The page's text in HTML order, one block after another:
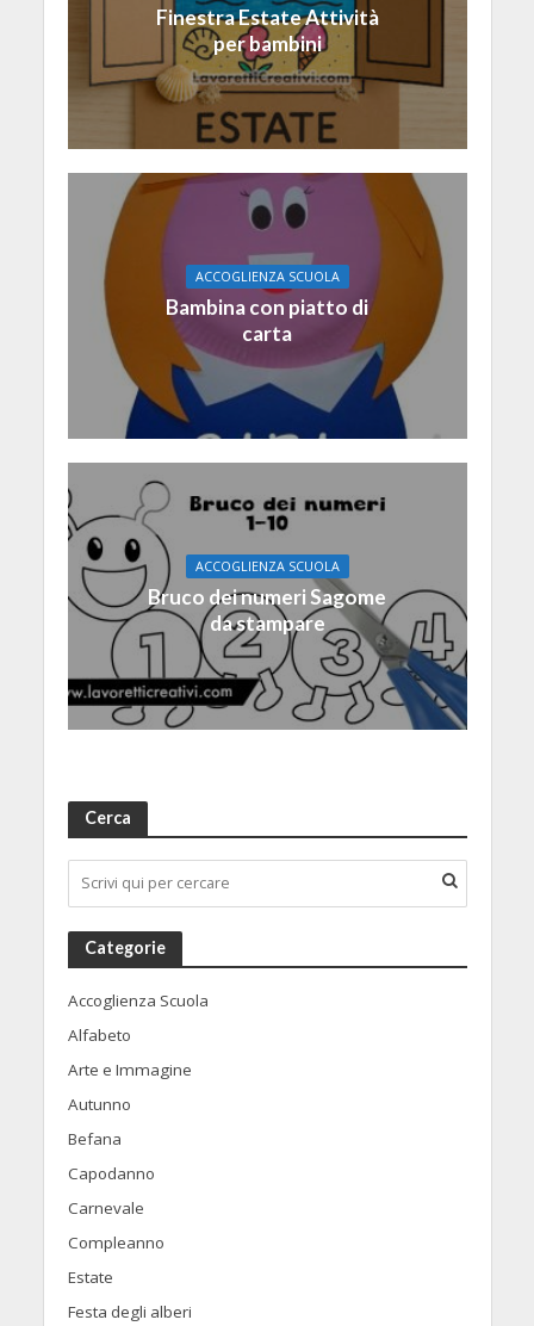
Finestra Estate Attività
per bambini
ACCOGLIENZA SCUOLA
Bambina con piatto di
carta
ACCOGLIENZA SCUOLA
Bruco dei numeri Sagome
da stampare
Cerca
Categorie
Accoglienza Scuola
Alfabeto
Arte e Immagine
Autunno
Befana
Capodanno
Carnevale
Compleanno
Estate
Festa degli alberi